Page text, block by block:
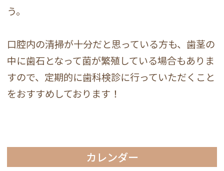
う。
口腔内の清掃が十分だと思っている方も、歯茎の
中に歯石となって菌が繁殖している場合もありま
すので、定期的に歯科検診に行っていただくこと
をおすすめしております！
カレンダー